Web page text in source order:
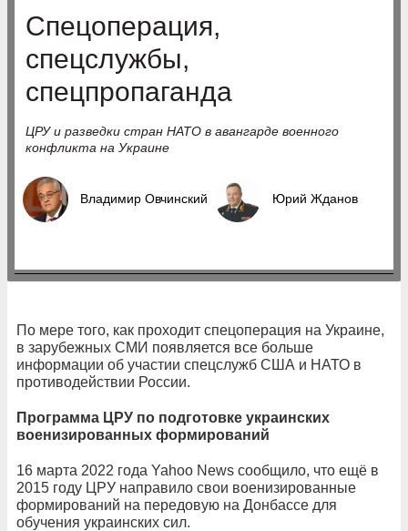
Спецоперация,
спецслужбы,
спецпропаганда
ЦРУ и разведки стран НАТО в авангарде военного
конфликта на Украине
Владимир Овчинский Юрий Жданов
По мере того, как проходит спецоперация на Украине,
в зарубежных СМИ появляется все больше
информации об участии спецслужб США и НАТО в
противодействии России.
Программа ЦРУ по подготовке украинских
военизированных формирований
16 марта 2022 года Yahoo News сообщило, что ещё в
2015 году ЦРУ направило свои военизированные
формирований на передовую на Донбассе для
обучения украинских сил.